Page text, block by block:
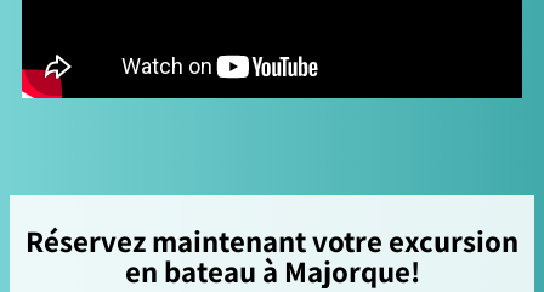
Réservez maintenant votre excursion
en bateau à Majorque!